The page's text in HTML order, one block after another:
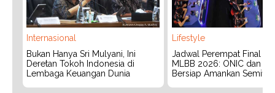
Internasional
Bukan Hanya Sri Mulyani, Ini
Deretan Tokoh Indonesia di
Lembaga Keuangan Dunia
Lifestyle
Jadwal Perempat Final
MLBB 2026: ONIC dan
Bersiap Amankan